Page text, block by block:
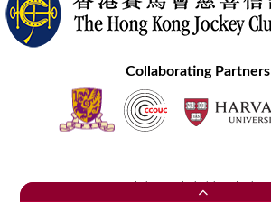
Collaborating Partners